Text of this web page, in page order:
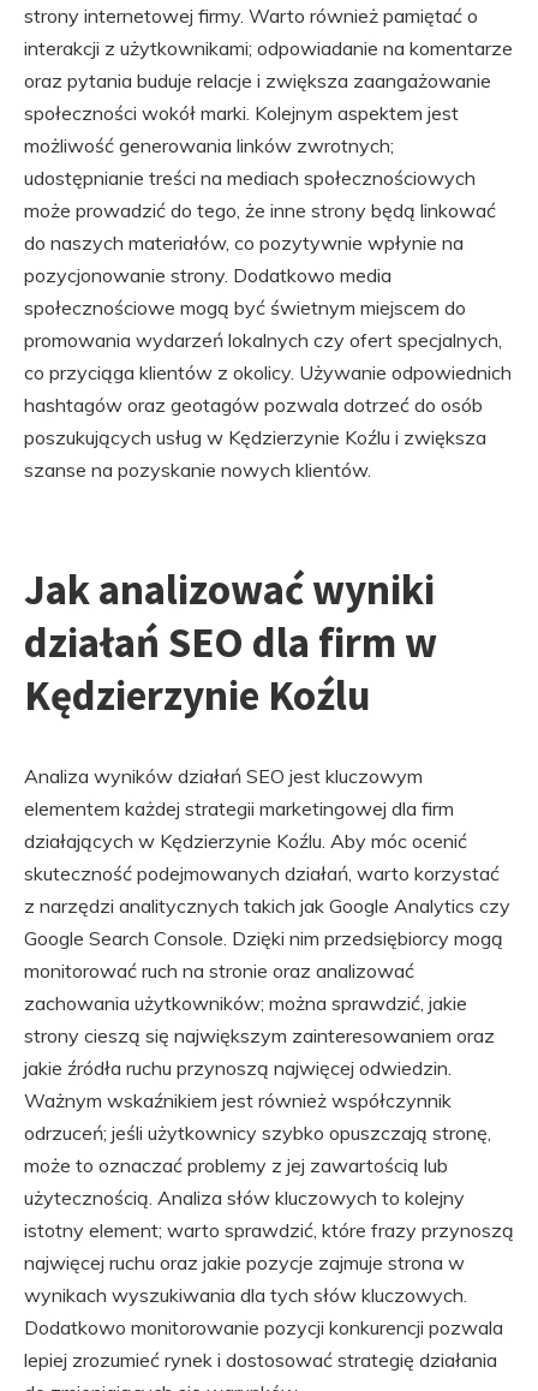
strony internetowej firmy. Warto również pamiętać o
interakcji z użytkownikami; odpowiadanie na komentarze
oraz pytania buduje relacje i zwiększa zaangażowanie
społeczności wokół marki. Kolejnym aspektem jest
możliwość generowania linków zwrotnych;
udostępnianie treści na mediach społecznościowych
może prowadzić do tego, że inne strony będą linkować
do naszych materiałów, co pozytywnie wpłynie na
pozycjonowanie strony. Dodatkowo media
społecznościowe mogą być świetnym miejscem do
promowania wydarzeń lokalnych czy ofert specjalnych,
co przyciąga klientów z okolicy. Używanie odpowiednich
hashtagów oraz geotagów pozwala dotrzeć do osób
poszukujących usług w Kędzierzynie Koźlu i zwiększa
szanse na pozyskanie nowych klientów.
Jak analizować wyniki
działań SEO dla firm w
Kędzierzynie Koźlu
Analiza wyników działań SEO jest kluczowym
elementem każdej strategii marketingowej dla firm
działających w Kędzierzynie Koźlu. Aby móc ocenić
skuteczność podejmowanych działań, warto korzystać
z narzędzi analitycznych takich jak Google Analytics czy
Google Search Console. Dzięki nim przedsiębiorcy mogą
monitorować ruch na stronie oraz analizować
zachowania użytkowników; można sprawdzić, jakie
strony cieszą się największym zainteresowaniem oraz
jakie źródła ruchu przynoszą najwięcej odwiedzin.
Ważnym wskaźnikiem jest również współczynnik
odrzuceń; jeśli użytkownicy szybko opuszczają stronę,
może to oznaczać problemy z jej zawartością lub
użytecznością. Analiza słów kluczowych to kolejny
istotny element; warto sprawdzić, które frazy przynoszą
najwięcej ruchu oraz jakie pozycje zajmuje strona w
wynikach wyszukiwania dla tych słów kluczowych.
Dodatkowo monitorowanie pozycji konkurencji pozwala
lepiej zrozumieć rynek i dostosować strategię działania